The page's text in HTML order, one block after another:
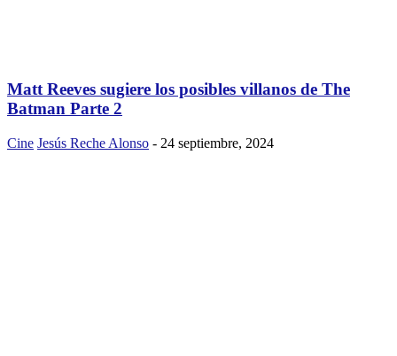
Matt Reeves sugiere los posibles villanos de The
Batman Parte 2
Cine Jesús Reche Alonso - 24 septiembre, 2024